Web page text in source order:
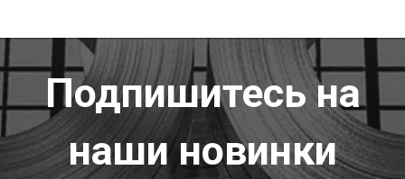
Подпишитесь на
наши новинки